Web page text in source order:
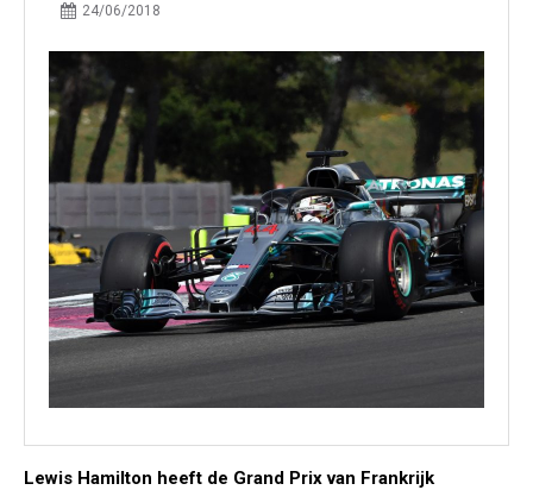
24/06/2018
Lewis Hamilton heeft de Grand Prix van Frankrijk